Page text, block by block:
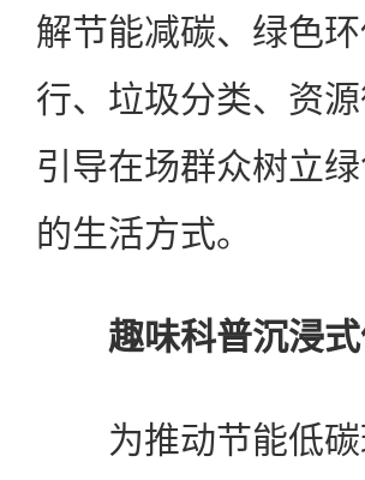
解节能减碳、绿色
行、垃圾分类、资
引导在场群众树立
的生活方式。
趣味科普沉浸
为推动节能低碳